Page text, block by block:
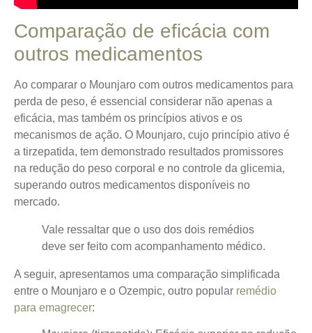
Comparação de eficácia com
outros medicamentos
Ao comparar o Mounjaro com outros medicamentos para
perda de peso, é essencial considerar não apenas a
eficácia, mas também os princípios ativos e os
mecanismos de ação. O Mounjaro, cujo princípio ativo é
a tirzepatida, tem demonstrado resultados promissores
na redução do peso corporal e no controle da glicemia,
superando outros medicamentos disponíveis no
mercado.
Vale ressaltar que o uso dos dois remédios
deve ser feito com acompanhamento médico.
A seguir, apresentamos uma comparação simplificada
entre o Mounjaro e o Ozempic, outro popular remédio
para emagrecer: